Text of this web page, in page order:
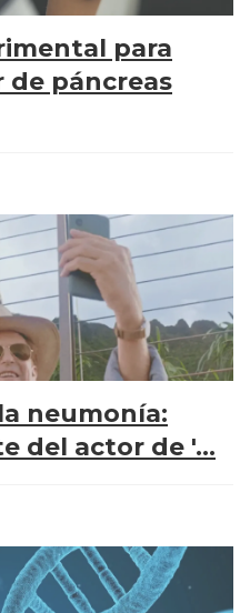
para
de páncreas
neumonía:
del actor de '...